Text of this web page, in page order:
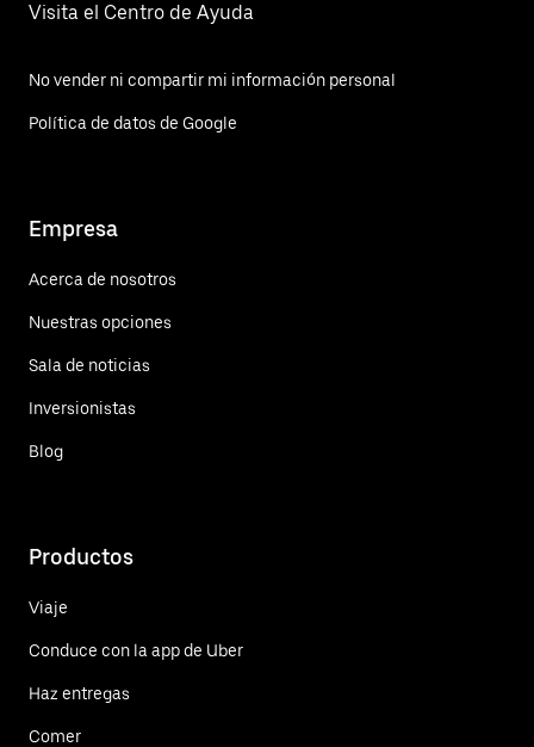
Visita el Centro de Ayuda
No vender ni compartir mi información personal
Política de datos de Google
Empresa
Acerca de nosotros
Nuestras opciones
Sala de noticias
Inversionistas
Blog
Productos
Viaje
Conduce con la app de Uber
Haz entregas
Comer